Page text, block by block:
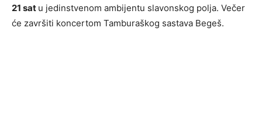
21 sat u jedinstvenom ambijentu slavonskog polja. Večer
će završiti koncertom Tamburaškog sastava Begeš.